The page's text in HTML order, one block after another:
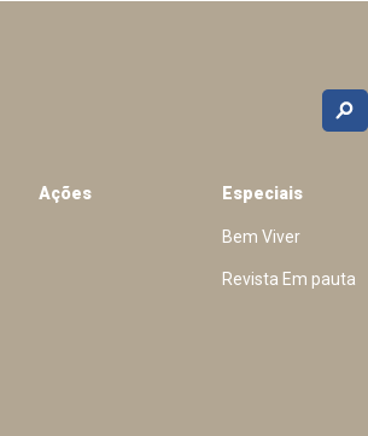
Ações Especiais
Bem Viver
Revista Em pauta